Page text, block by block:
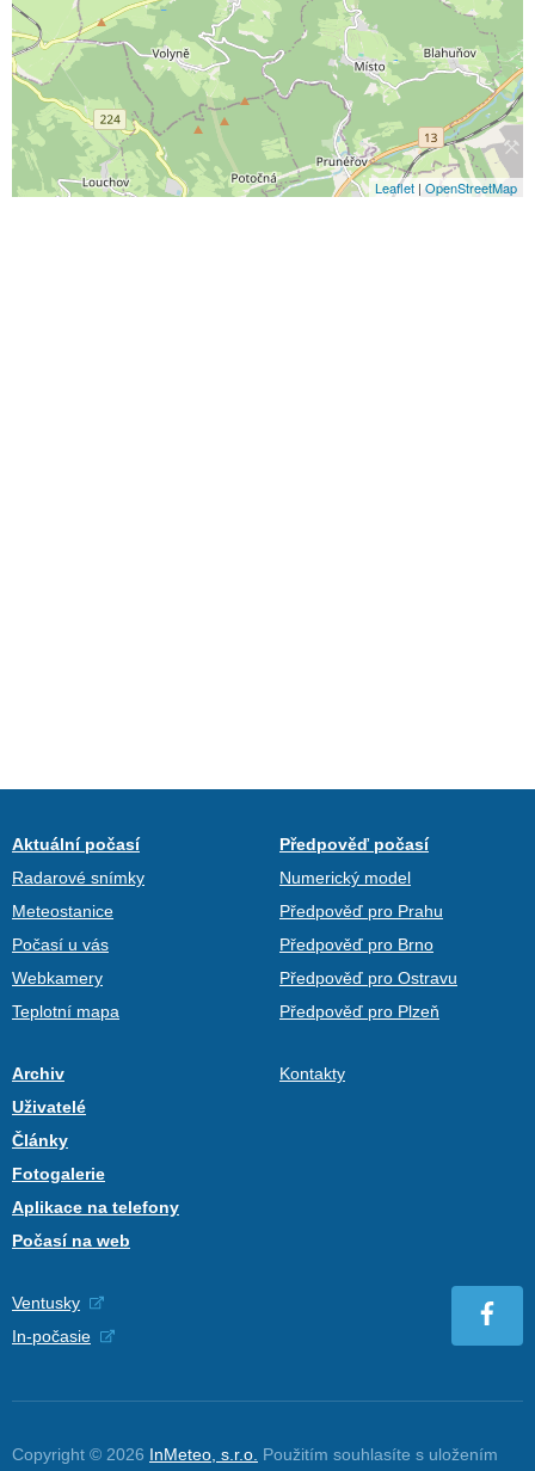
Leaflet | OpenStreetMap
Aktuální počasí
Radarové snímky
Meteostanice
Počasí u vás
Webkamery
Teplotní mapa
Předpověď počasí
Numerický model
Předpověď pro Prahu
Předpověď pro Brno
Předpověď pro Ostravu
Předpověď pro Plzeň
Archiv
Uživatelé
Články
Fotogalerie
Aplikace na telefony
Počasí na web
Kontakty
Ventusky
In-počasie
Copyright © 2026 InMeteo, s.r.o. Použitím souhlasíte s uložením